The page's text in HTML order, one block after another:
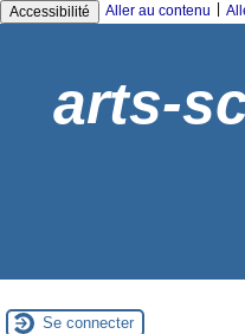
Accessibilité Aller au contenu
arts-
Se connecter